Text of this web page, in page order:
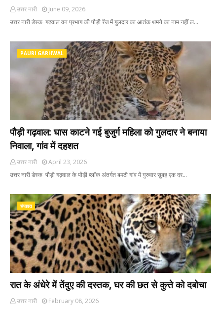
उत्तर नारी
June 09, 2026
उत्तर नारी डेस्क गढ़वाल वन प्रभाग की पौड़ी रेंज में गुलदार का आतंक थमने का नाम नहीं ल…
PAURI GARHWAL
पौड़ी गढ़वाल: घास काटने गई बुजुर्ग महिला को गुलदार ने बनाया
निवाला, गांव में दहशत
उत्तर नारी
April 23, 2026
उत्तर नारी डेस्क पौड़ी गढ़वाल के पौड़ी ब्लॉक अंतर्गत बमठी गांव में गुरुवार सुबह एक दर…
चंपावत
रात के अंधेरे में तेंदुए की दस्तक, घर की छत से कुत्ते को दबोचा
उत्तर नारी
February 08, 2026